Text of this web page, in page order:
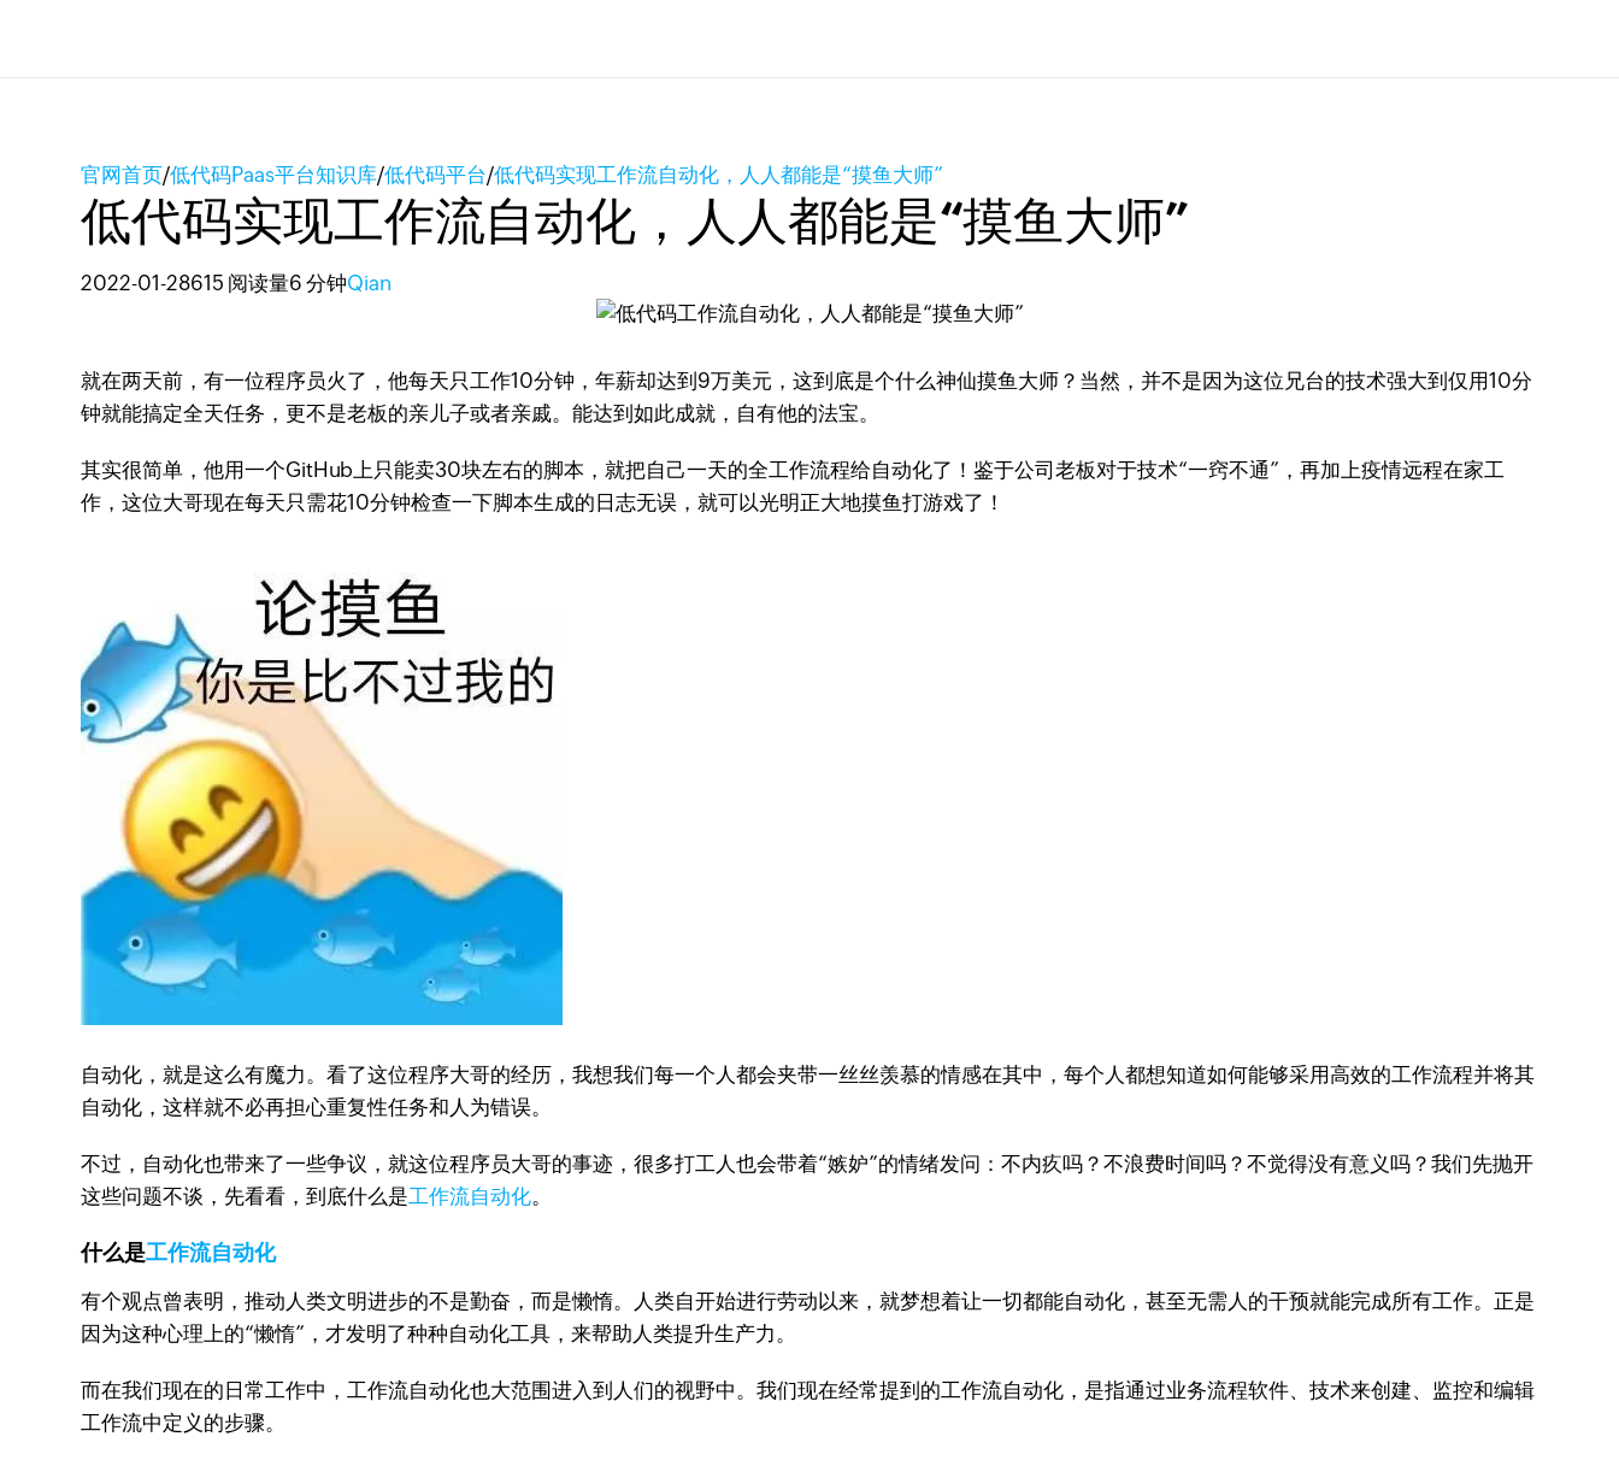
官网首页/低代码Paas平台知识库/低代码平台/低代码实现工作流自动化，人人都能是“摸鱼大师”
低代码实现工作流自动化，人人都能是“摸鱼大师”
2022-01-28615 阅读量6 分钟Qian
就在两天前，有一位程序员火了，他每天只工作10分钟，年薪却达到9万美元，这到底是个什么神仙摸鱼大师？当然，并不是因为这位兄台的技术强大到仅用10分
钟就能搞定全天任务，更不是老板的亲儿子或者亲戚。能达到如此成就，自有他的法宝。
其实很简单，他用一个GitHub上只能卖30块左右的脚本，就把自己一天的全工作流程给自动化了！鉴于公司老板对于技术“一窍不通”，再加上疫情远程在家工
作，这位大哥现在每天只需花10分钟检查一下脚本生成的日志无误，就可以光明正大地摸鱼打游戏了！
自动化，就是这么有魔力。看了这位程序大哥的经历，我想我们每一个人都会夹带一丝丝羡慕的情感在其中，每个人都想知道如何能够采用高效的工作流程并将其
自动化，这样就不必再担心重复性任务和人为错误。
不过，自动化也带来了一些争议，就这位程序员大哥的事迹，很多打工人也会带着“嫉妒”的情绪发问：不内疚吗？不浪费时间吗？不觉得没有意义吗？我们先抛开
这些问题不谈，先看看，到底什么是工作流自动化。
什么是工作流自动化
有个观点曾表明，推动人类文明进步的不是勤奋，而是懒惰。人类自开始进行劳动以来，就梦想着让一切都能自动化，甚至无需人的干预就能完成所有工作。正是
因为这种心理上的“懒惰”，才发明了种种自动化工具，来帮助人类提升生产力。
而在我们现在的日常工作中，工作流自动化也大范围进入到人们的视野中。我们现在经常提到的工作流自动化，是指通过业务流程软件、技术来创建、监控和编辑
工作流中定义的步骤。